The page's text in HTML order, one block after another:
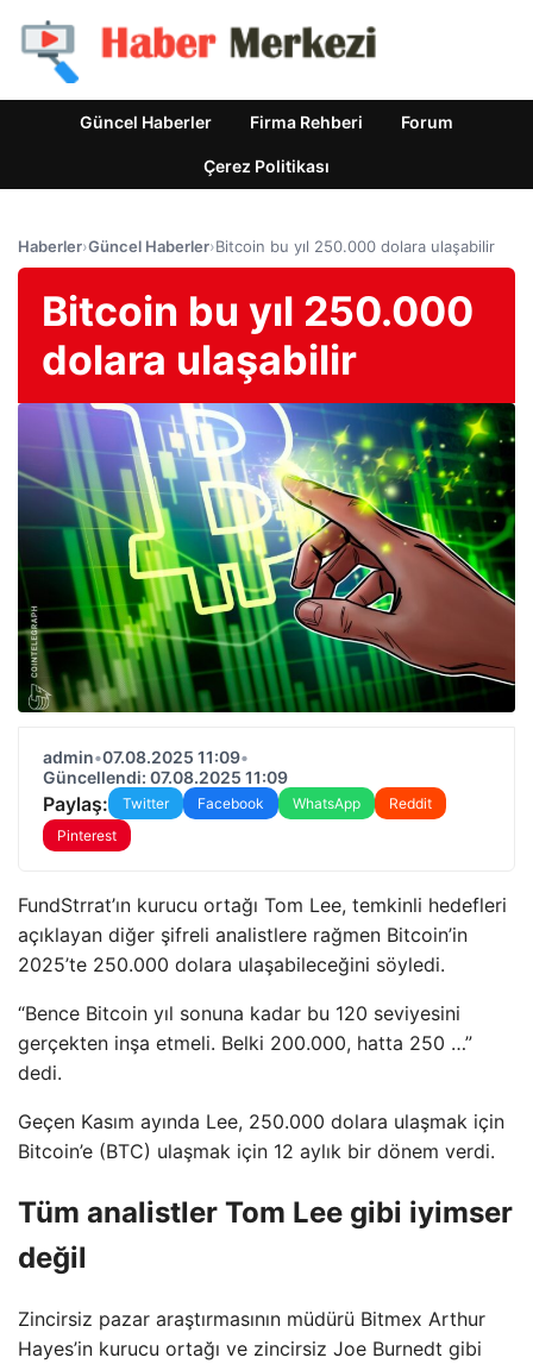
Güncel Haberler Firma Rehberi Forum
Çerez Politikası
Haberler›Güncel Haberler›Bitcoin bu yıl 250.000 dolara ulaşabilir
Bitcoin bu yıl 250.000
dolara ulaşabilir
admin•07.08.2025 11:09•
Güncellendi: 07.08.2025 11:09
Paylaş: Twitter Facebook WhatsApp
Reddit
Pinterest
FundStrrat’ın kurucu ortağı Tom Lee, temkinli hedefleri
açıklayan diğer şifreli analistlere rağmen Bitcoin’in
2025’te 250.000 dolara ulaşabileceğini söyledi.
“Bence Bitcoin yıl sonuna kadar bu 120 seviyesini
gerçekten inşa etmeli. Belki 200.000, hatta 250 …”
dedi.
Geçen Kasım ayında Lee, 250.000 dolara ulaşmak için
Bitcoin’e (BTC) ulaşmak için 12 aylık bir dönem verdi.
Tüm analistler Tom Lee gibi iyimser
değil
Zincirsiz pazar araştırmasının müdürü Bitmex Arthur
Hayes’in kurucu ortağı ve zincirsiz Joe Burnedt gibi